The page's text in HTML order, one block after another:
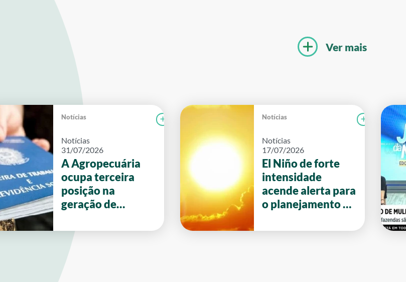
Ver mais
SENAR Notícias
Notícias
31/07/2026
A Agropecuária
ocupa terceira
posição na
geração de
primeiro semestre
de 2026 em Goiás.
Ler notícia Notícias
Notícias
17/07/2026
El Niño de forte
intensidade
acende alerta para
o planejamento da
Goiás
Ler notícia